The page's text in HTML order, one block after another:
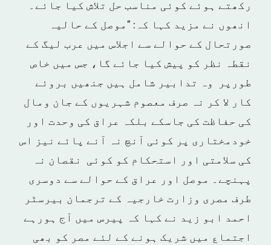
رکھتے ہوئے کوئی مناسب حل تلاش کیا جائے۔
انھوں نے مزید کہا کہ: "موصل کے حالیہ
صورتحال کے حوالے سے اجلاس میں عرب لیگ کے
نقطہ نظر کو پیش کیا جائے گا، جس میں خاص
طورپر وہ تدابیر شامل ہیں جنھیں بروئے
کار لا کر نہ صرف معصوم شہریوں کے جان ومال
کی حفاظت کی جاسکے بلکہ عراق کی وحدت اور
خودمختاری پر کوئی آنچ نہ آنے پائے نیز اس
کی سلامتی اور استحکام کو کوئی نقصان نہ
پہنچے۔ موصل اور عراق کے حوالے سے دوسری
طرف مصری وزارت خارجیہ کے ترجمان بیرسٹر
احمد ابو زید نے کہا کہ پیرس میں آج ہورہے
اجتماع میں شریک ہونے کے لئے مصر کو بھی